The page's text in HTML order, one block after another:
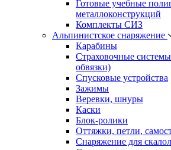
Готовые учебные
металлоконструкций
Комплекты СИЗ
Альпинистское снаряжение
Карабины
Страховочные
обвязки)
Спусковые устройства
Зажимы
Веревки, шнуры
Каски
Блок-ролики
Оттяжки, петли,
Снаряжение для